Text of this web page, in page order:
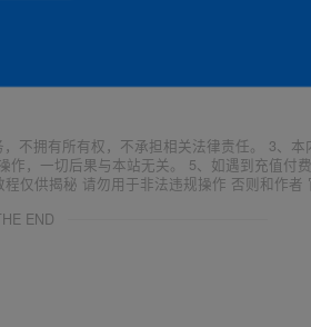
不拥有所有权，不承担相关法律责任。 3、
，一切后果与本站无关。 5、如遇到充值付
仅供揭秘 请勿用于非法违规操作 否则和作者
END